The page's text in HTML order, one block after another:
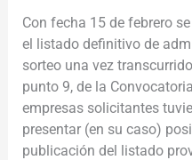
Con fecha 15 de febrero
el listado definitivo de
sorteo una vez
punto 9, de la
empresas solicitantes
presentar (en su caso)
publicación del listado